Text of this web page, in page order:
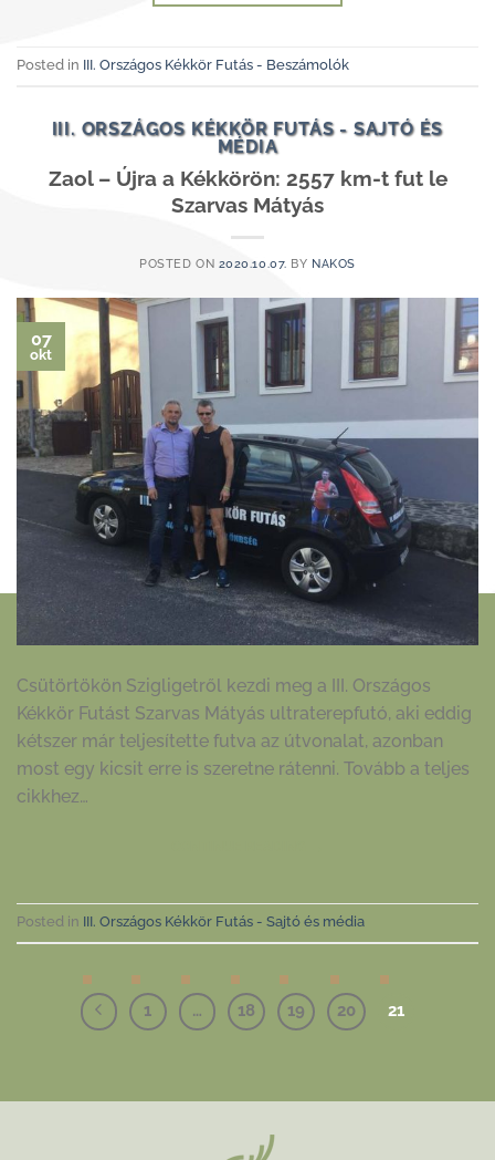
Posted in III. Országos Kékkör Futás - Beszámolók
III. ORSZÁGOS KÉKKÖR FUTÁS - SAJTÓ ÉS
MÉDIA
Zaol – Újra a Kékkörön: 2557 km-t fut le
Szarvas Mátyás
POSTED ON 2020.10.07. BY NAKOS
07
okt
Csütörtökön Szigligetről kezdi meg a III. Országos
Kékkör Futást Szarvas Mátyás ultraterepfutó, aki eddig
kétszer már teljesítette futva az útvonalat, azonban
most egy kicsit erre is szeretne rátenni. Tovább a teljes
cikkhez…
Posted in III. Országos Kékkör Futás - Sajtó és média
1 … 18 19 20 21